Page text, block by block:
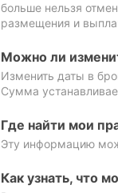
больше нельзя
размещения и
Можно ли
Изменить даты в
Сумма
Где найти мои
Эту информацию
Как узнать, что